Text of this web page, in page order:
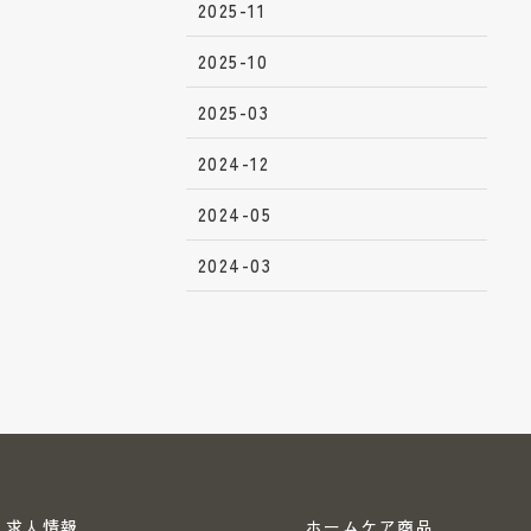
2025-11
2025-10
2025-03
2024-12
2024-05
2024-03
求人情報 ホームケア商品